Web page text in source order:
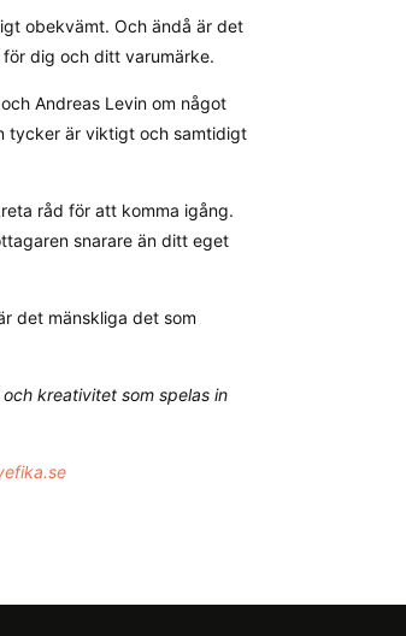
obekvämt. Och ändå är det
dig och ditt varumärke.
Andreas Levin om något
tycker är viktigt och samtidigt
råd för att komma igång.
snarare än ditt eget
det mänskliga det som
kreativitet som spelas in